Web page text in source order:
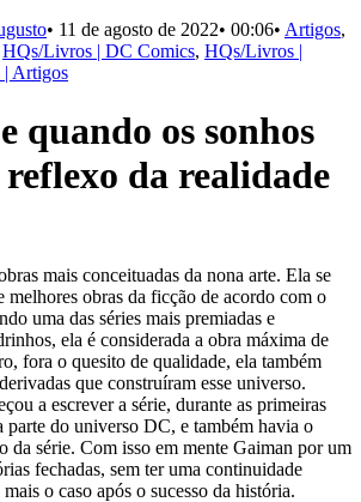
• 11 de agosto de 2022• 00:06• Artigos,
HQs/Livros | DC Comics, HQs/Livros |
| Artigos
quando os sonhos
da realidade
mais conceituadas da nona arte. Ela se
melhores obras da ficção de acordo com o
uma das séries mais premiadas e
ela é considerada a obra máxima de
fora o quesito de qualidade, ela também
que construíram esse universo.
a escrever a série, durante as primeiras
parte do universo DC, e também havia o
da série. Com isso em mente Gaiman por um
fechadas, sem ter uma continuidade
o caso após o sucesso da história.